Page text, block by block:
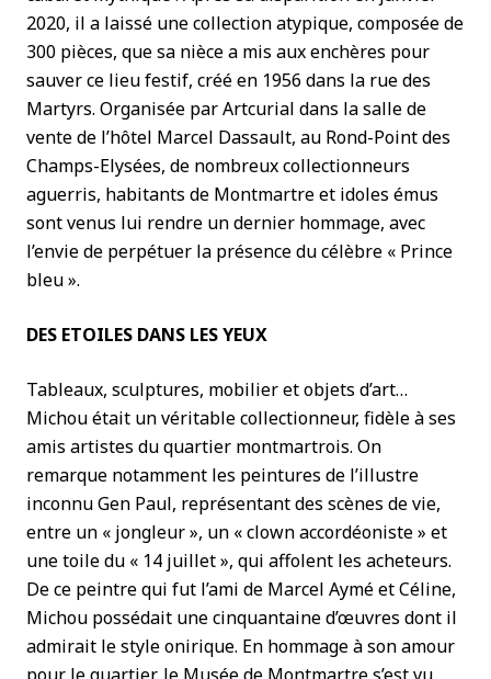
2020, il a laissé une collection atypique, composée de
300 pièces, que sa nièce a mis aux enchères pour
sauver ce lieu festif, créé en 1956 dans la rue des
Martyrs. Organisée par Artcurial dans la salle de
vente de l’hôtel Marcel Dassault, au Rond-Point des
Champs-Elysées, de nombreux collectionneurs
aguerris, habitants de Montmartre et idoles émus
sont venus lui rendre un dernier hommage, avec
l’envie de perpétuer la présence du célèbre « Prince
bleu ».
DES ETOILES DANS LES YEUX
Tableaux, sculptures, mobilier et objets d’art…
Michou était un véritable collectionneur, fidèle à ses
amis artistes du quartier montmartrois. On
remarque notamment les peintures de l’illustre
inconnu Gen Paul, représentant des scènes de vie,
entre un « jongleur », un « clown accordéoniste » et
une toile du « 14 juillet », qui affolent les acheteurs.
De ce peintre qui fut l’ami de Marcel Aymé et Céline,
Michou possédait une cinquantaine d’œuvres dont il
admirait le style onirique. En hommage à son amour